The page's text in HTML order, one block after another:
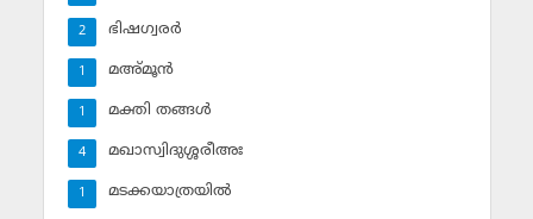
ഭിഷഗ്വരര്‍
2
മഅ്മൂന്‍
1
മക്തി തങ്ങള്‍
1
മഖാസ്വിദുശ്ശരീഅഃ
4
മടക്കയാത്രയില്‍
1